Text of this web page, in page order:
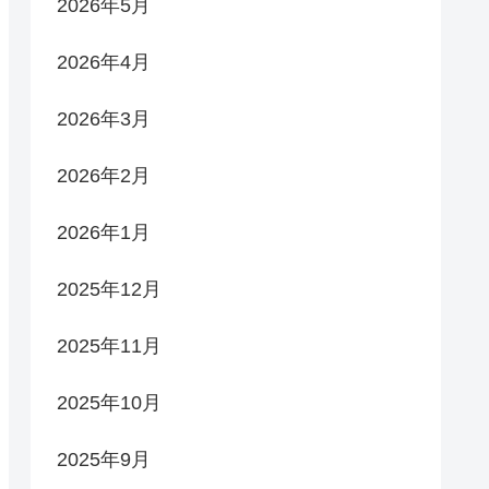
2026年5月
2026年4月
2026年3月
2026年2月
2026年1月
2025年12月
2025年11月
2025年10月
2025年9月